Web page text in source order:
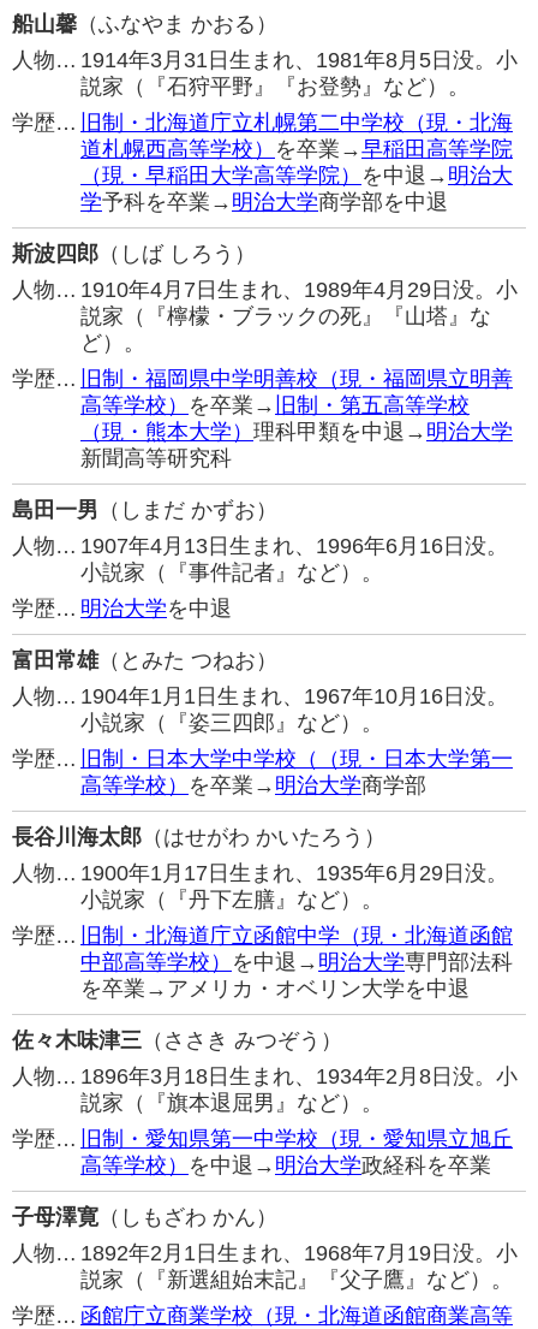
船山馨 （ふなやま かおる）
人物… 1914年3月31日生まれ、1981年8月5日没。小
説家（『石狩平野』『お登勢』など）。
学歴…
旧制・北海道庁立札幌第二中学校（現・北海
道札幌西高等学校） を卒業→早稲田高等学院
（現・早稲田大学高等学院） を中退→ 明治大
学予科を卒業→ 明治大学商学部を中退
斯波四郎 （しば しろう）
人物… 1910年4月7日生まれ、1989年4月29日没。小
説家（『檸檬・ブラックの死』『山塔』な
ど）。
学歴…
旧制・福岡県中学明善校（現・福岡県立明善
高等学校） を卒業→ 旧制・第五高等学校
（現・熊本大学） 理科甲類を中退→ 明治大学
新聞高等研究科
島田一男 （しまだ かずお）
人物… 1907年4月13日生まれ、1996年6月16日没。
小説家（『事件記者』など）。
学歴… 明治大学を中退
富田常雄（とみた つねお）
人物… 1904年1月1日生まれ、1967年10月16日没。
小説家（『姿三四郎』など）。
学歴…
旧制・日本大学中学校（（現・日本大学第一
高等学校） を卒業→ 明治大学商学部
長谷川海太郎 （はせがわ かいたろう）
人物… 1900年1月17日生まれ、1935年6月29日没。
小説家（『丹下左膳』など）。
学歴…
旧制・北海道庁立函館中学（現・北海道函館
中部高等学校） を中退→ 明治大学専門部法科
を卒業→アメリカ・オベリン大学を中退
佐々木味津三 （ささき みつぞう）
人物… 1896年3月18日生まれ、1934年2月8日没。小
説家（『旗本退屈男』など）。
学歴…
旧制・愛知県第一中学校（現・愛知県立旭丘
高等学校） を中退→ 明治大学政経科を卒業
子母澤寛（しもざわ かん）
人物… 1892年2月1日生まれ、1968年7月19日没。小
説家（『新選組始末記』『父子鷹』など）。
学歴… 函館庁立商業学校（現・北海道函館商業高等